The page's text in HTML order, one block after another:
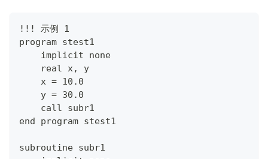
!!! 示例 1
program stest1
    implicit none
    real x, y
    x = 10.0
    y = 30.0
    call subr1
end program stest1
subroutine subr1